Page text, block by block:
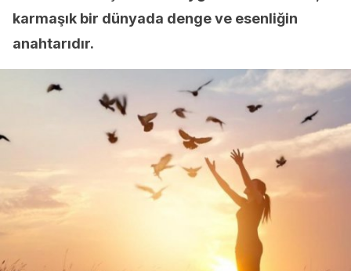
karmaşık bir dünyada denge ve esenliğin
anahtarıdır.